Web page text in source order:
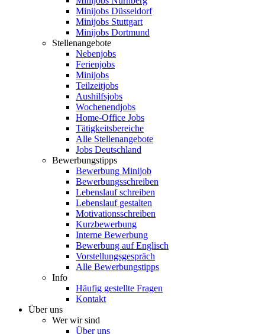
Minijobs Düsseldorf
Minijobs Stuttgart
Minijobs Dortmund
Stellenangebote
Nebenjobs
Ferienjobs
Minijobs
Teilzeitjobs
Aushilfsjobs
Wochenendjobs
Home-Office Jobs
Tätigkeitsbereiche
Alle Stellenangebote
Jobs Deutschland
Bewerbungstipps
Bewerbung Minijob
Bewerbungsschreiben
Lebenslauf schreiben
Lebenslauf gestalten
Motivationsschreiben
Kurzbewerbung
Interne Bewerbung
Bewerbung auf Englisch
Vorstellungsgespräch
Alle Bewerbungstipps
Info
Häufig gestellte Fragen
Kontakt
Über uns
Wer wir sind
Über uns